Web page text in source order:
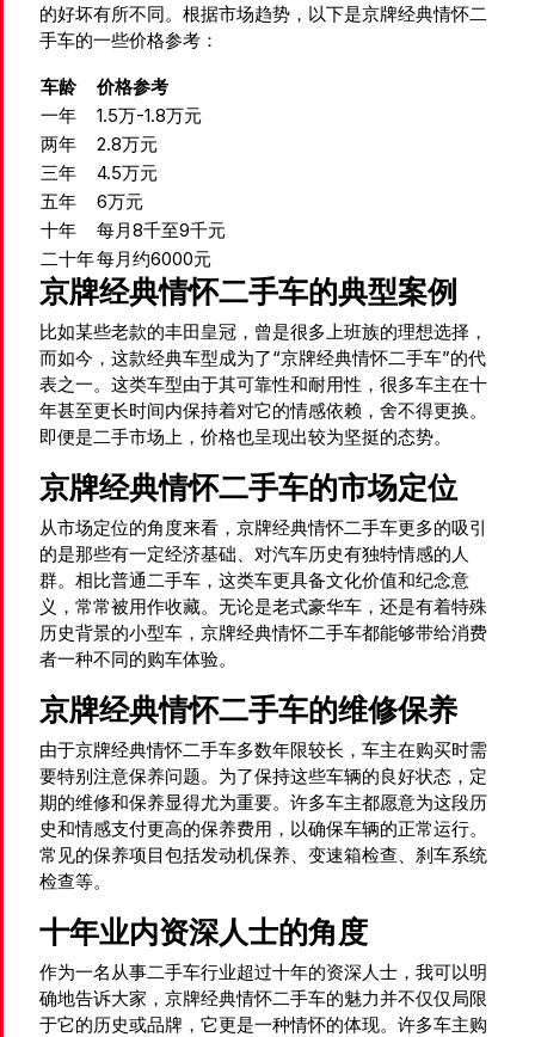
的好坏有所不同。根据市场趋势，以下是京牌经典情怀二
手车的一些价格参考：
车龄
价格参考
一年
1.5万-1.8万元
两年
2.8万元
三年
4.5万元
五年
6万元
十年
每月8千至9千元
二十年每月约6000元
京牌经典情怀二手车的典型案例
比如某些老款的丰田皇冠，曾是很多上班族的理想选择，
而如今，这款经典车型成为了“京牌经典情怀二手车”的代
表之一。这类车型由于其可靠性和耐用性，很多车主在十
年甚至更长时间内保持着对它的情感依赖，舍不得更换。
即便是二手市场上，价格也呈现出较为坚挺的态势。
京牌经典情怀二手车的市场定位
从市场定位的角度来看，京牌经典情怀二手车更多的吸引
的是那些有一定经济基础、对汽车历史有独特情感的人
群。相比普通二手车，这类车更具备文化价值和纪念意
义，常常被用作收藏。无论是老式豪华车，还是有着特殊
历史背景的小型车，京牌经典情怀二手车都能够带给消费
者一种不同的购车体验。
京牌经典情怀二手车的维修保养
由于京牌经典情怀二手车多数年限较长，车主在购买时需
要特别注意保养问题。为了保持这些车辆的良好状态，定
期的维修和保养显得尤为重要。许多车主都愿意为这段历
史和情感支付更高的保养费用，以确保车辆的正常运行。
常见的保养项目包括发动机保养、变速箱检查、刹车系统
检查等。
十年业内资深人士的角度
作为一名从事二手车行业超过十年的资深人士，我可以明
确地告诉大家，京牌经典情怀二手车的魅力并不仅仅局限
于它的历史或品牌，它更是一种情怀的体现。许多车主购